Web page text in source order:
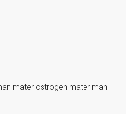
mäter östrogen mäter man